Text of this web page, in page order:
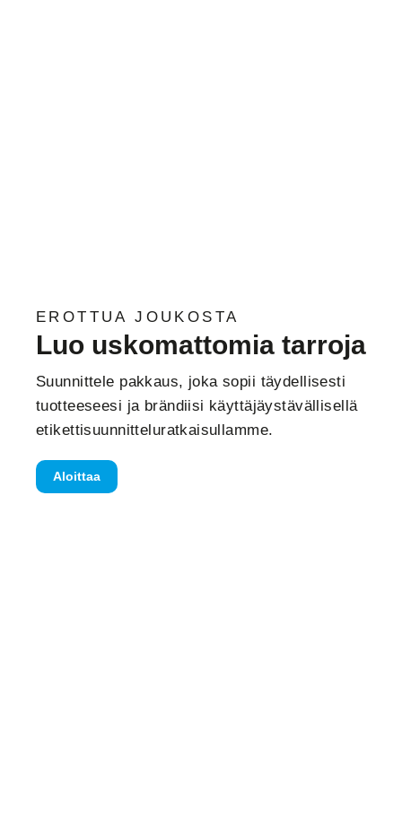
EROTTUA JOUKOSTA
Luo uskomattomia tarroja
Suunnittele pakkaus, joka sopii täydellisesti
tuotteeseesi ja brändiisi käyttäjäystävällisellä
etikettisuunnitteluratkaisullamme.
Aloittaa